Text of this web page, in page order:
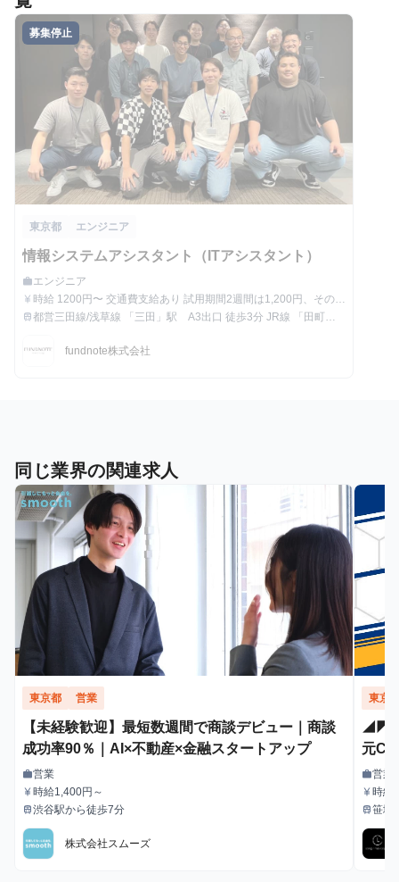
募集停止
東京都 エンジニア
情報システムアシスタント（ITアシスタント）
職種
workエンジニア
給与
currency_yen 時給 1200円〜 交通費支給あり 試用期間2週間は1,200円、その後
はスキルに応じた金額を支給 ※ご経験によってオファー条件は変
最寄駅
train 都営三田線/浅草線 「三田」駅 A3出口 徒歩3分 JR線 「田町」
fundnote株式会社
同じ業界の関連求人
東京都 営業
【未経験歓迎】最短数週間で商談デビュー｜商談
成功率90％｜AI×不動産×金融スタートアップ
職種
work営業
給与
currency_yen時給1,400円～
最寄駅
train渋谷駅から徒歩7分
株式会社スムーズ
東京
元
ル・
職種
work営業
給与
currency_yen時給
最寄駅
train笹塚